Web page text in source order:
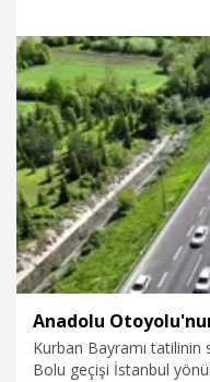
31.05.2026 Gündem
Kurban Bayramı
Bolu geçişi İstanbul